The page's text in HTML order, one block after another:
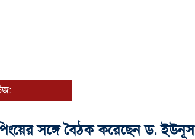
সঙ্গে বৈঠক করেছেন ড. ইউনূস